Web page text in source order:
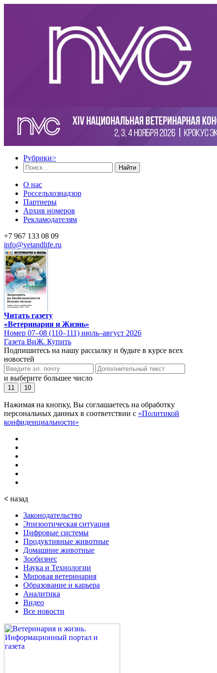
Рубрики>
Найти
О нас
Россельхознадзор
Партнеры
Архив номеров
Рекламодателям
+7 967 133 08 09
info@vetandlife.ru
Читать газету
«Ветеринария и Жизнь»
Номер 07–08 (110–111) июль–август 2026
Газета ВиЖ. Купить
Подпишитесь на нашу рассылку и будьте в курсе всех
новостей
и выберите большее число
11 10
Нажимая на кнопку, Вы соглашаетесь на обработку
персональных данных в соответствии с «Политикой
конфиденциальности»
< назад
Законодательство
Эпизоотическая ситуация
Цифровые системы
Продуктивные животные
Домашние животные
Зообизнес
Наука и Технологии
Мировая ветеринария
Образование и карьера
Аналитика
Видео
Все новости